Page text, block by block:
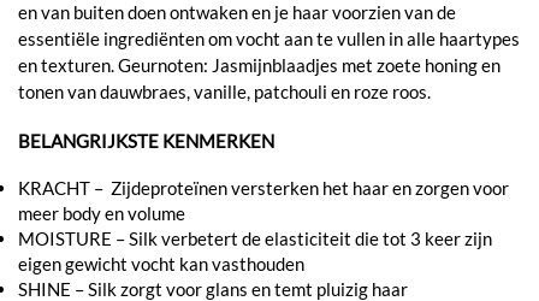
en van buiten doen ontwaken en je haar voorzien van de
essentiële ingrediënten om vocht aan te vullen in alle haartypes
en texturen. Geurnoten: Jasmijnblaadjes met zoete honing en
tonen van dauwbraes, vanille, patchouli en roze roos.
BELANGRIJKSTE KENMERKEN
KRACHT – Zijdeproteïnen versterken het haar en zorgen voor
meer body en volume
MOISTURE – Silk verbetert de elasticiteit die tot 3 keer zijn
eigen gewicht vocht kan vasthouden
SHINE – Silk zorgt voor glans en temt pluizig haar